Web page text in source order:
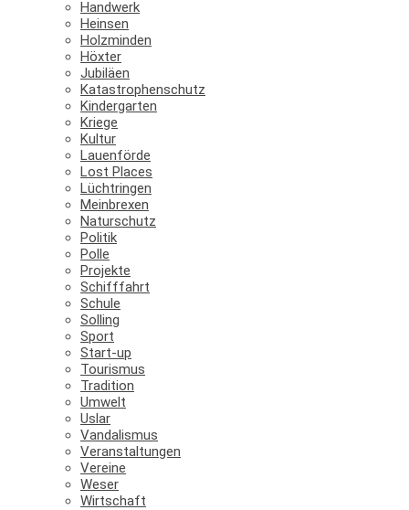
Handwerk
Heinsen
Holzminden
Höxter
Jubiläen
Katastrophenschutz
Kindergarten
Kriege
Kultur
Lauenförde
Lost Places
Lüchtringen
Meinbrexen
Naturschutz
Politik
Polle
Projekte
Schifffahrt
Schule
Solling
Sport
Start-up
Tourismus
Tradition
Umwelt
Uslar
Vandalismus
Veranstaltungen
Vereine
Weser
Wirtschaft